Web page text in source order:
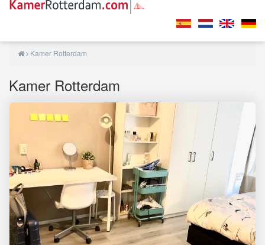
Kamer Rotterdam
Kamer Rotterdam